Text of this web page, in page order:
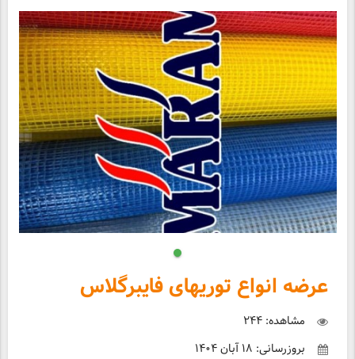
عرضه انواع توریهای فایبرگلاس
مشاهده: ۲۴۴
بروزرسانی: ۱۸ آبان ۱۴۰۴